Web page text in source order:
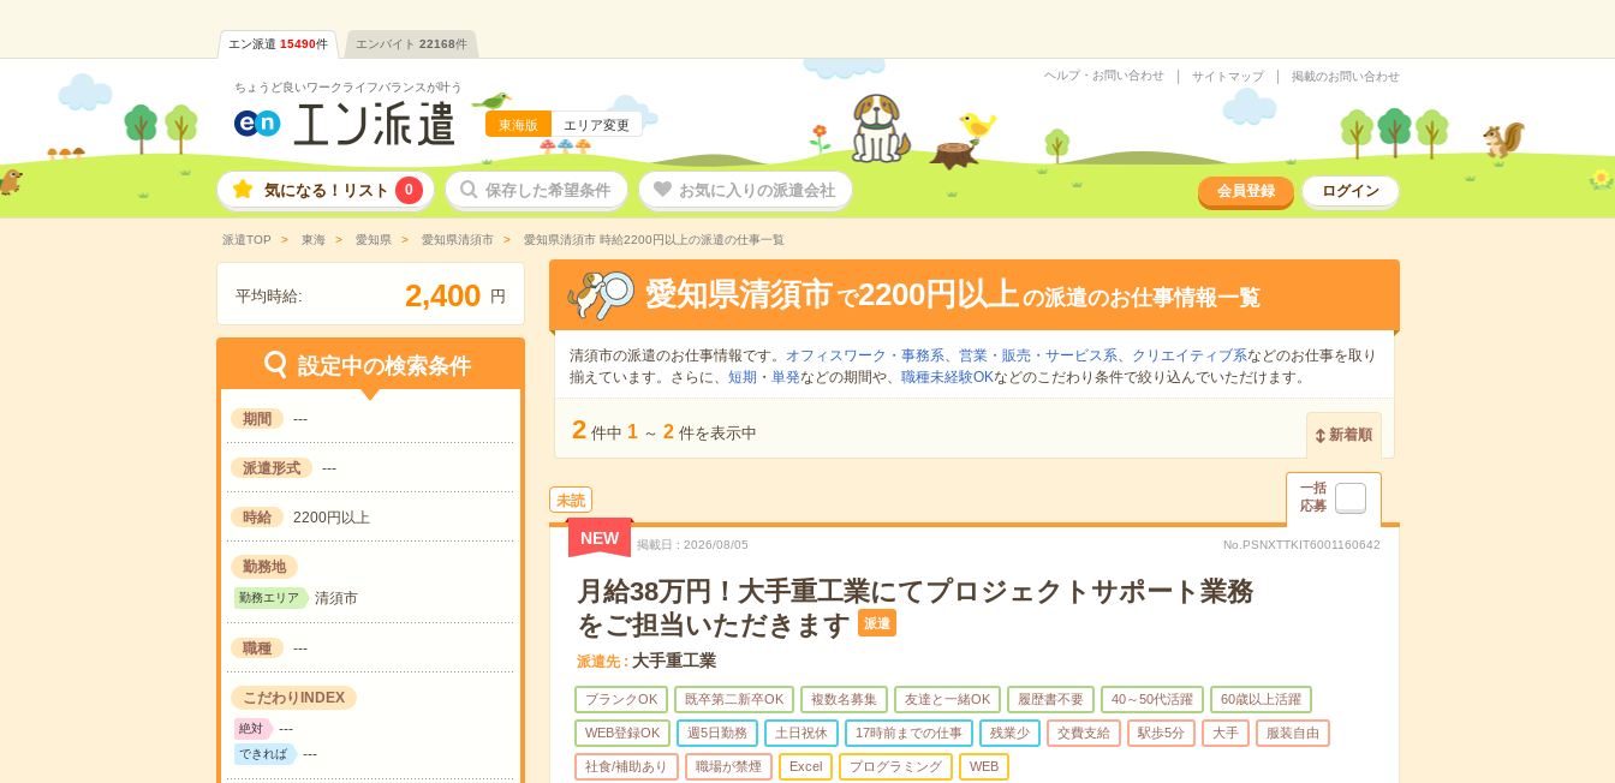
エン派遣 15490件 エンバイト 22168件
ちょうど良いワークライフバランスが叶う
東海版 エリア変更
ヘルプ・お問い合わせ サイトマップ 掲載のお問い合わせ
気になる！リスト 0 保存した希望条件 お気に入りの派遣会社 会員登録 ログイン
派遣TOP 東海 愛知県 愛知県清須市 愛知県清須市 時給2200円以上の派遣の仕事一覧
平均時給: 2,400 円
設定中の検索条件
期間 ---
派遣形式 ---
時給 2200円以上
勤務地
勤務エリア 清須市
職種 ---
こだわりINDEX
絶対 ---
できれば ---
愛知県清須市 で2200円以上の派遣のお仕事情報一覧
清須市の派遣のお仕事情報です。 オフィスワーク・事務系、 営業・販売・サービス系、 クリエイティブ系などのお仕事を取り
揃えています。さらに、 短期 ・ 単発などの期間や、 職種未経験OKなどのこだわり条件で絞り込んでいただけます。
2 件中 1 ～ 2 件を表示中 新着順
未読
一括
応募
NEW 掲載日 2026/08/05 No.PSNXTTKIT6001160642
月給38万円！大手重工業にてプロジェクトサポート業務
をご担当いただきます
派遣
派遣先 大手重工業
ブランクOK 既卒第二新卒OK 複数名募集 友達と一緒OK 履歴書不要 40～50代活躍 60歳以上活躍
WEB登録OK 週5日勤務 土日祝休 17時前までの仕事 残業少 交費支給 駅歩5分 大手 服装自由
社食/補助あり 職場が禁煙 Excel プログラミング WEB